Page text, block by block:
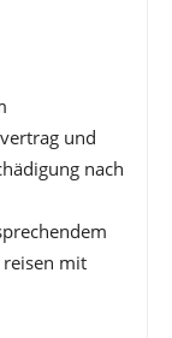
und
nach
reisen mit